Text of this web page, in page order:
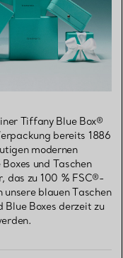
Tiffany Blue Box®
bereits 1886
modernen
und Taschen
das zu 100 % FSC®-
blauen Taschen
Boxes derzeit zu